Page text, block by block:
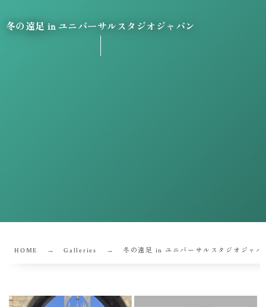
冬の遠足 in ユニバーサルスタジオジャパン
HOME Galleries 冬の遠足 in ユニバーサルスタジオジャパ